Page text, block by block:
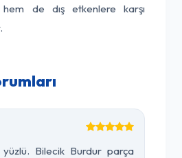
de dış etkenlere karşı
Bilecik Burdur parça